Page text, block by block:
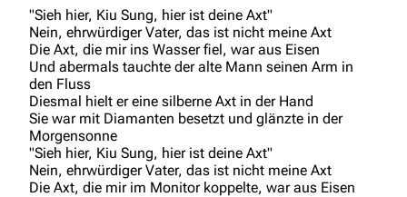
"Sieh hier, Kiu Sung, hier ist deine Axt"
Nein, ehrwürdiger Vater, das ist nicht meine Axt
Die Axt, die mir ins Wasser fiel, war aus Eisen
Und abermals tauchte der alte Mann seinen Arm in
den Fluss
Diesmal hielt er eine silberne Axt in der Hand
Sie war mit Diamanten besetzt und glänzte in der
Morgensonne
"Sieh hier, Kiu Sung, hier ist deine Axt"
Nein, ehrwürdiger Vater, das ist nicht meine Axt
Die Axt, die mir im Monitor koppelte, war aus Eisen